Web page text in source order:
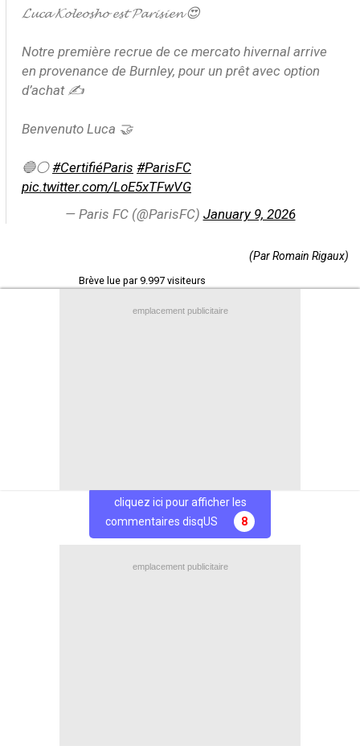
𝓛𝓾𝓬𝓪 𝓚𝓸𝓵𝓮𝓸𝓼𝓱𝓸 𝓮𝓼𝓽 𝓟𝓪𝓻𝓲𝓼𝓲𝓮𝓷 😍
Notre première recrue de ce mercato hivernal arrive
en provenance de Burnley, pour un prêt avec option
d’achat ✍️
Benvenuto Luca 🤝
🔵⚪️#CertifiéParis #ParisFC
pic.twitter.com/LoE5xTFwVG
— Paris FC (@ParisFC) January 9, 2026
(Par Romain Rigaux)
Brève lue par 9.997 visiteurs
emplacement publicitaire
cliquez ici pour afficher les
commentaires disqUS
8
emplacement publicitaire
Paramètrages / Options
Contact / Signaler un bug
Recrutement Maxifoot